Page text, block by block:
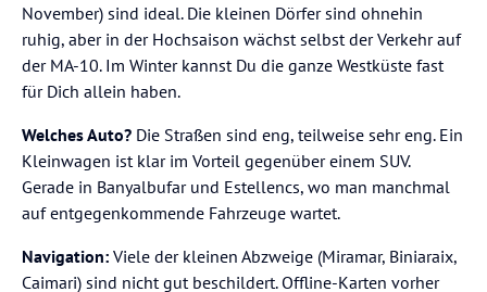
November) sind ideal. Die kleinen Dörfer sind ohnehin
ruhig, aber in der Hochsaison wächst selbst der Verkehr auf
der MA-10. Im Winter kannst Du die ganze Westküste fast
für Dich allein haben.
Welches Auto? Die Straßen sind eng, teilweise sehr eng. Ein
Kleinwagen ist klar im Vorteil gegenüber einem SUV.
Gerade in Banyalbufar und Estellencs, wo man manchmal
auf entgegenkommende Fahrzeuge wartet.
Navigation: Viele der kleinen Abzweige (Miramar, Biniaraix,
Caimari) sind nicht gut beschildert. Offline-Karten vorher